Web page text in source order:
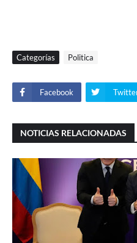
Categorías Politica
Facebook
NOTICIAS RELACIONADAS